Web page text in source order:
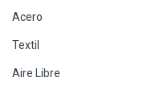
Acero
Textil
Aire Libre